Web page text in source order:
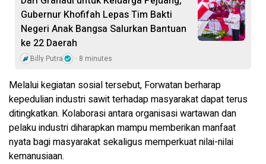
Gubernur Khofifah Lepas Tim Bakti
Negeri Anak Bangsa Salurkan Bantuan
ke 22 Daerah
Billy Putra 8 minutes
Melalui kegiatan sosial tersebut, Forwatan berharap
kepedulian industri sawit terhadap masyarakat dapat terus
ditingkatkan. Kolaborasi antara organisasi wartawan dan
pelaku industri diharapkan mampu memberikan manfaat
nyata bagi masyarakat sekaligus memperkuat nilai-nilai
kemanusiaan.